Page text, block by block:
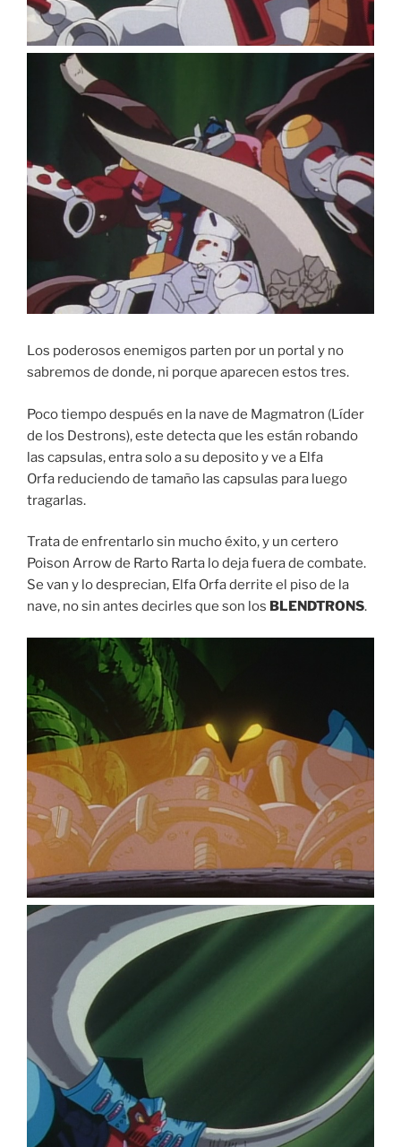
Los poderosos enemigos parten por un portal y no
sabremos de donde, ni porque aparecen estos tres.
Poco tiempo después en la nave de Magmatron (Líder
de los Destrons), este detecta que les están robando
las capsulas, entra solo a su deposito y ve a Elfa
Orfa reduciendo de tamaño las capsulas para luego
tragarlas.
Trata de enfrentarlo sin mucho éxito, y un certero
Poison Arrow de Rarto Rarta lo deja fuera de combate.
Se van y lo desprecian, Elfa Orfa derrite el piso de la
nave, no sin antes decirles que son los BLENDTRONS.